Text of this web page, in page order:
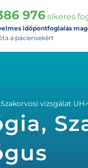
976 sikeres
időpontfoglalás
óta a páciensekért
Szakorvosi vizsgálat